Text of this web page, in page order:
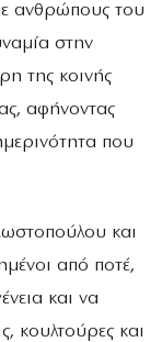
ανθρώπους του
στην
της κοινής
αφήνοντας
που
και
από ποτέ,
και να
κουλτούρες και